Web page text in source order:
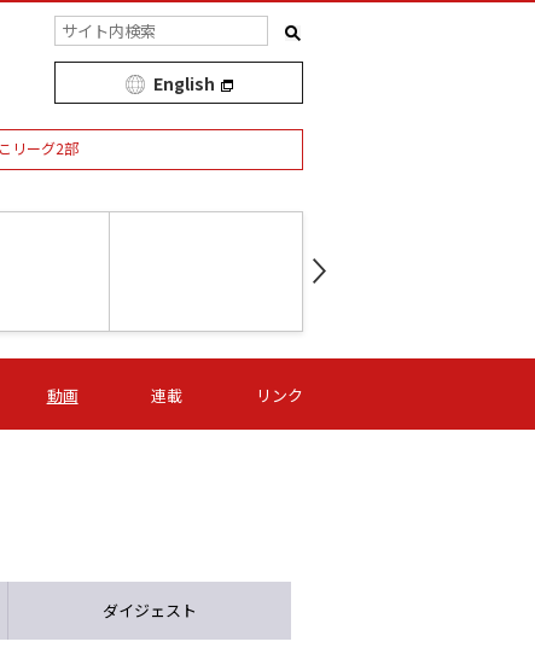
English
リーグ2部
06 (日) 15:00
-
第16節 09/06 (日) 15:00
- -
動画 連載 リンク
ダイジェスト